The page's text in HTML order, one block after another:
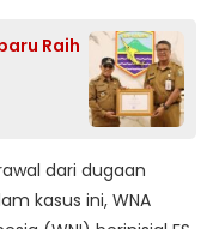
Raih
dari dugaan
kasus ini, WNA